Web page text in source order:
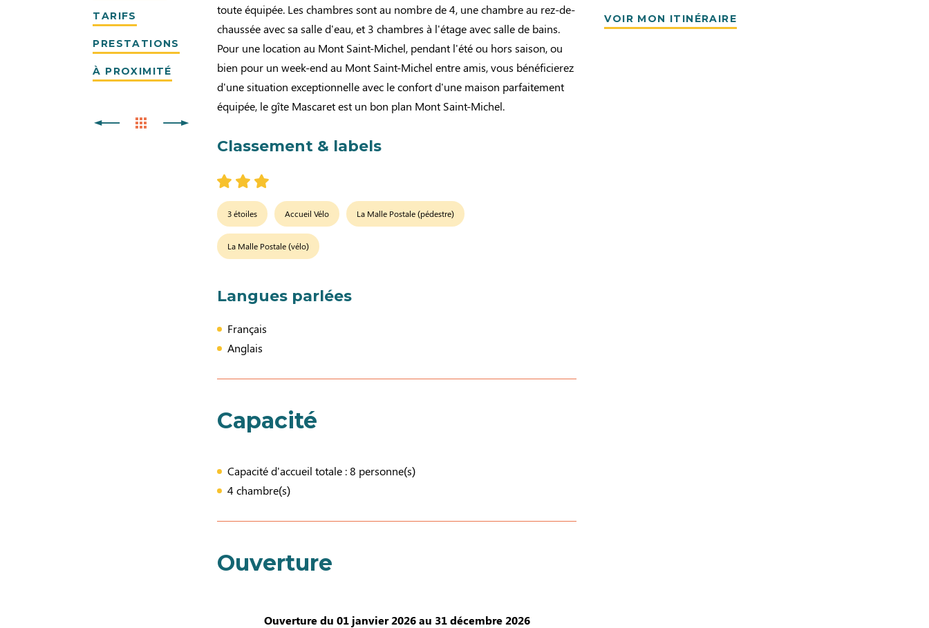
TARIFS
PRESTATIONS
À PROXIMITÉ
toute équipée. Les chambres sont au nombre de 4, une chambre au rez-de-
chaussée avec sa salle d'eau, et 3 chambres à l'étage avec salle de bains.
Pour une location au Mont Saint-Michel, pendant l'été ou hors saison, ou
bien pour un week-end au Mont Saint-Michel entre amis, vous bénéficierez
d'une situation exceptionnelle avec le confort d'une maison parfaitement
équipée, le gîte Mascaret est un bon plan Mont Saint-Michel.
Classement & labels
3 étoiles Accueil Vélo La Malle Postale (pédestre)
La Malle Postale (vélo)
Langues parlées
Français
Anglais
Capacité
Capacité d'accueil totale : 8 personne(s)
4 chambre(s)
Ouverture
Ouverture du 01 janvier 2026 au 31 décembre 2026
VOIR MON ITINÉRAIRE